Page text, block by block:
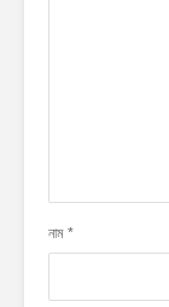
নাম *